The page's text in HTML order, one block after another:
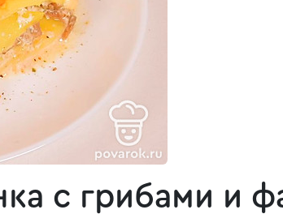
с грибами и